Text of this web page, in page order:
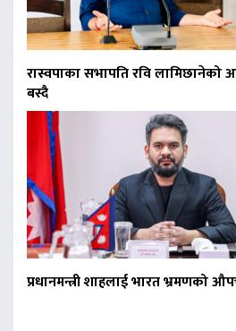
रास्वपाका सभापति रवि लामिछानेको
बस्दै
प्रधानमन्त्री शाहलाई भारत भ्रमणको